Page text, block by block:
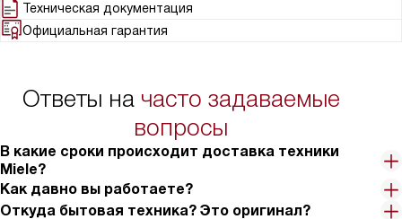
Техническая документация
Официальная гарантия
Ответы на часто задаваемые
вопросы
В какие сроки происходит доставка техники
Miele?
Как давно вы работаете?
Откуда бытовая техника? Это оригинал?